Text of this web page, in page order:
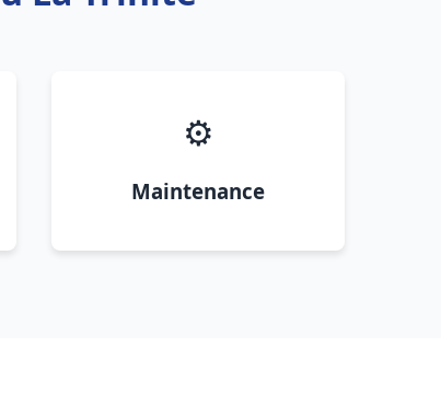
⚙️
Maintenance